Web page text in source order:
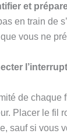
et
en train de
vous ne
de chaque
Placer le fil
sauf si vous